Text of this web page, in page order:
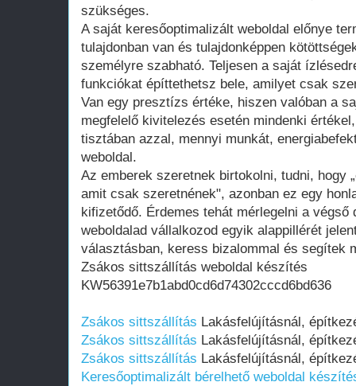
szükséges.
A saját keresőoptimalizált weboldal előnye
tulajdonban van és tulajdonképpen
személyre szabható. Teljesen a saját
funkciókat építtethetsz bele, amilyet csak
Van egy presztízs értéke, hiszen valóban a
megfelelő kivitelezés esetén mindenki
tisztában azzal, mennyi munkát,
weboldal.
Az emberek szeretnek birtokolni, tudni, hogy
amit csak szeretnének", azonban ez egy
kifizetődő. Érdemes tehát mérlegelni a végső
weboldalad vállalkozod egyik alappillérét
választásban, keress bizalommal és segítek
Zsákos sittszállítás weboldal készítés
KW56391e7b1abd0cd6d74302cccd6bd636
Zsákos sittszállítás Lakásfelújításnál,
Zsákos sittszállítás Lakásfelújításnál,
Zsákos sittszállítás Lakásfelújításnál,
Keresőoptimalizált bérelhető weboldal